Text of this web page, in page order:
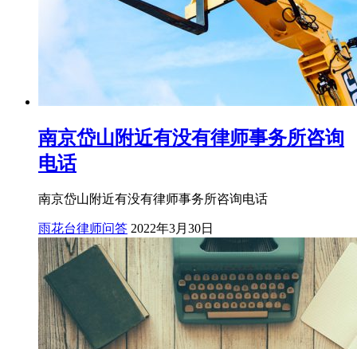
南京岱山附近有没有律师事务所咨询
电话
南京岱山附近有没有律师事务所咨询电话
雨花台律师问答 2022年3月30日